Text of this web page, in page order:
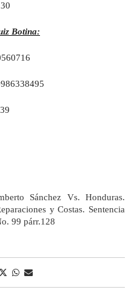
Botina:
Sánchez Vs. Honduras.
y Costas. Sentencia
99 párr.128